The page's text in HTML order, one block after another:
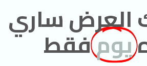
العرض ساري
يومفقط